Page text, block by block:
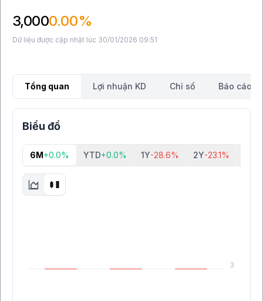
3,0000.00%
Dữ liệu được cập nhật lúc 30/01/2026 09:51
Tổng quan Lợi nhuận KD Chỉ số Báo cáo
Biểu đồ
6M+0.0% YTD+0.0% 1Y-28.6% 2Y-23.1%
3